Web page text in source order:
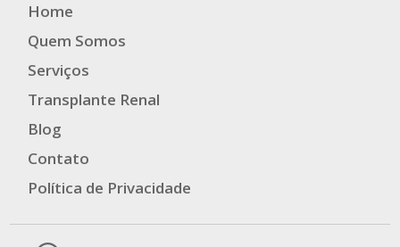
Home
Quem Somos
Serviços
Transplante Renal
Blog
Contato
Política de Privacidade